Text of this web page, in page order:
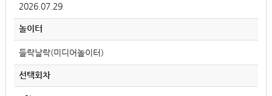
2026.07.29
놀이터
들락날락(미디어놀이터)
선택회차